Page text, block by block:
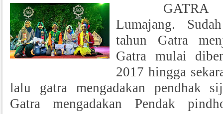
GATRA
Lumajang.
tahun Gatra
Gatra mulai
2017 hingga
lalu gatra mengadakan pendhak
Gatra mengadakan Pendak